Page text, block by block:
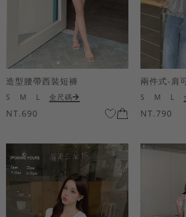
造型腰帶西裝短褲
S M L 全尺碼
NT.690
S M L
NT.790